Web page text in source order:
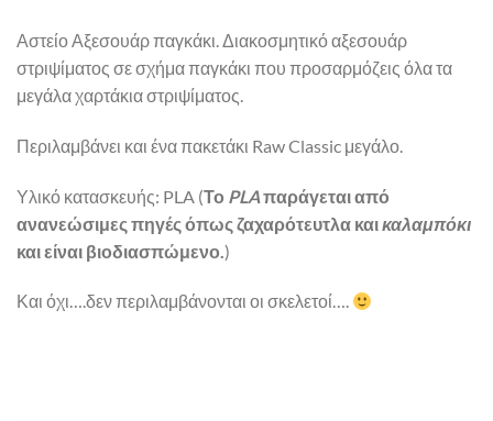
Αστείο Αξεσουάρ παγκάκι. Διακοσμητικό αξεσουάρ
στριψίματος σε σχήμα παγκάκι που προσαρμόζεις όλα τα
μεγάλα χαρτάκια στριψίματος.
Περιλαμβάνει και ένα πακετάκι Raw Classic μεγάλο.
Υλικό κατασκευής: PLA (Το PLAπαράγεται από
ανανεώσιμες πηγές όπως ζαχαρότευτλα καικαλαμπόκι
και είναι βιοδιασπώμενο. )
Και όχι….δεν περιλαμβάνονται οι σκελετοί….